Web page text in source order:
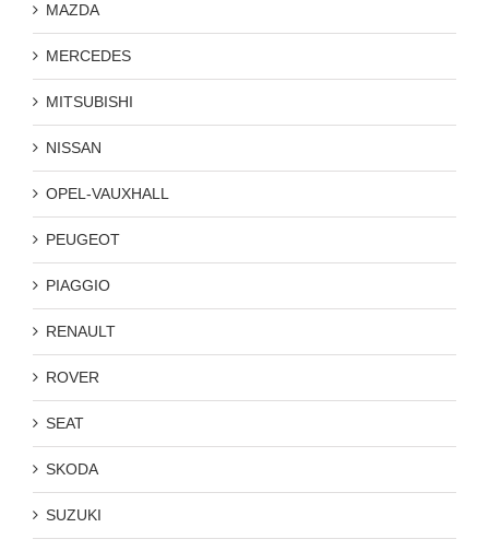
MAZDA
MERCEDES
MITSUBISHI
NISSAN
OPEL-VAUXHALL
PEUGEOT
PIAGGIO
RENAULT
ROVER
SEAT
SKODA
SUZUKI